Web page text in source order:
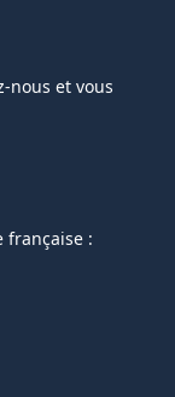
nous et vous
française :